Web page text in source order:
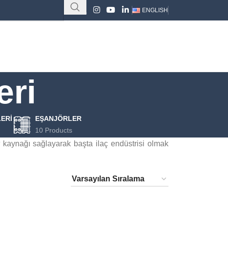
ENGLISH
EŞANJÖRLER
10 Products
sağlayarak başta ilaç endüstrisi olmak